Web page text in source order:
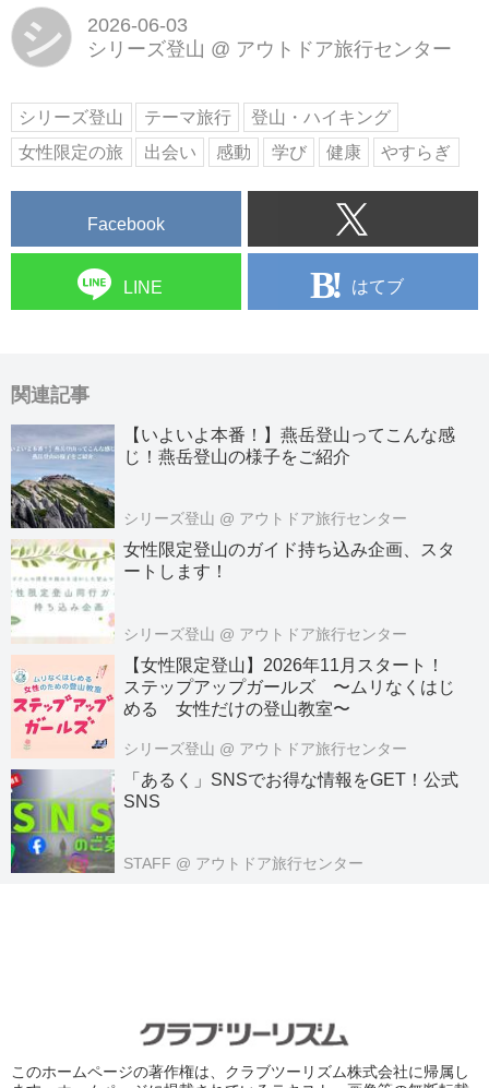
向けまで多彩なラインナップをご
名峰登頂ツアー、テーマのあるシ
リーズ企画など、あなたに合った
旅がきっと見つかります...
シ
2026-06-03
シリーズ登山 @ アウトドア旅行センター
シリーズ登山 テーマ旅行
登山・ハイキング
女性限定の旅
出会い 感動 学び 健康 やすらぎ
Facebook
LINE はてブ
関連記事
【いよいよ本番！】燕岳登山ってこんな感
じ！燕岳登山の様子をご紹介
シリーズ登山 @ アウトドア旅行センター
女性限定登山のガイド持ち込み企画、スタ
ートします！
シリーズ登山 @ アウトドア旅行センター
【女性限定登山】2026年11月スタート！
ステップアップガールズ 〜ムリなくはじ
める 女性だけの登山教室〜
シリーズ登山 @ アウトドア旅行センター
「あるく」SNSでお得な情報をGET！公式
SNS
STAFF @ アウトドア旅行センター
このホームページの著作権は、クラブツーリズム株式会社に帰属し